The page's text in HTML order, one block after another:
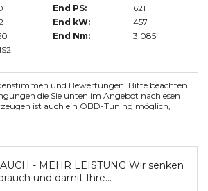
End PS:
621
End kW:
457
End Nm:
3.085
und Bewertungen. Bitte beachten
die Sie unten im Angebot nachlesen
ist auch ein OBD-Tuning möglich,
- MEHR LEISTUNG Wir senken
und damit Ihre...